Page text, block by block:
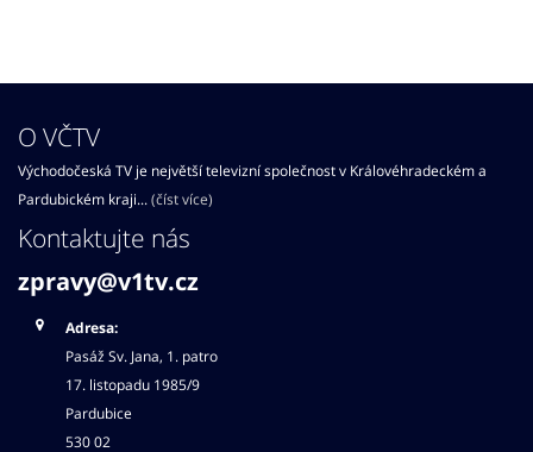
O VČTV
Východočeská TV je největší televizní společnost v Královéhradeckém a
Pardubickém kraji...(číst více)
Kontaktujte nás
zpravy@v1tv.cz
Adresa:
Pasáž Sv. Jana, 1. patro
17. listopadu 1985/9
Pardubice
530 02